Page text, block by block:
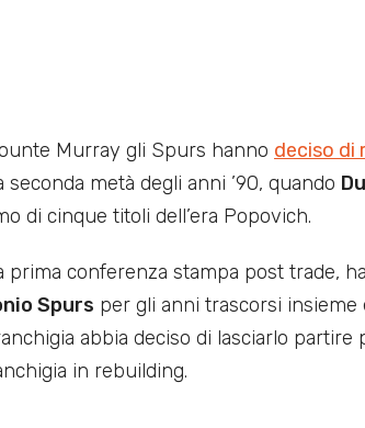
Murray gli Spurs hanno deciso di
metà degli anni ’90, quando
di cinque titoli dell’era Popovich.
prima conferenza stampa post trade,
Spurs per gli anni trascorsi insieme
abbia deciso di lasciarlo partire
in rebuilding.